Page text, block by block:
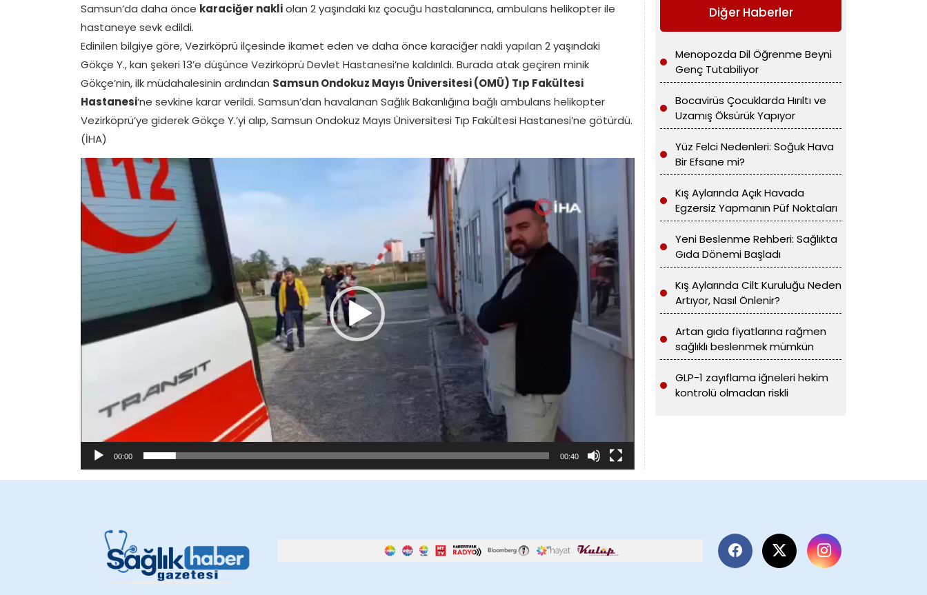
Samsun’da daha önce karaciğer nakliolan 2 yaşındaki kız çocuğu hastalanınca, ambulans helikopter ile
hastaneye sevk edildi.
Edinilen bilgiye göre, Vezirköprü ilçesinde ikamet eden ve daha önce karaciğer nakli yapılan 2 yaşındaki
Gökçe Y., kan şekeri 13’e düşünce Vezirköprü Devlet Hastanesi’ne kaldırıldı. Burada atak geçiren minik
Gökçe’nin, ilk müdahalesinin ardından Samsun Ondokuz Mayıs Üniversitesi (OMÜ) Tıp Fakültesi
Hastanesi‘ne sevkine karar verildi. Samsun’dan havalanan Sağlık Bakanlığına bağlı ambulans helikopter
Vezirköprü’ye giderek Gökçe Y.’yi alıp, Samsun Ondokuz Mayıs Üniversitesi Tıp Fakültesi Hastanesi’ne götürdü.
(İHA)
Video oynatıcı
00:00 00:40
Diğer Haberler
Menopozda Dil Öğrenme Beyni
Genç Tutabiliyor
Bocavirüs Çocuklarda Hırıltı ve
Uzamış Öksürük Yapıyor
Yüz Felci Nedenleri: Soğuk Hava
Bir Efsane mi?
Kış Aylarında Açık Havada
Egzersiz Yapmanın Püf Noktaları
Yeni Beslenme Rehberi: Sağlıkta
Gıda Dönemi Başladı
Kış Aylarında Cilt Kuruluğu Neden
Artıyor, Nasıl Önlenir?
Artan gıda fiyatlarına rağmen
sağlıklı beslenmek mümkün
GLP-1 zayıflama iğneleri hekim
kontrolü olmadan riskli